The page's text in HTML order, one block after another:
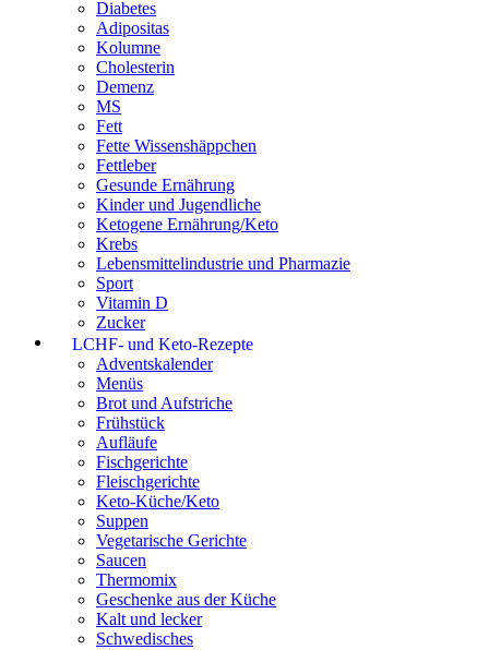
Diabetes
Adipositas
Kolumne
Cholesterin
Demenz
MS
Fett
Fette Wissenshäppchen
Fettleber
Gesunde Ernährung
Kinder und Jugendliche
Ketogene Ernährung/Keto
Krebs
Lebensmittelindustrie und Pharmazie
Sport
Vitamin D
Zucker
LCHF- und Keto-Rezepte
Adventskalender
Menüs
Brot und Aufstriche
Frühstück
Aufläufe
Fischgerichte
Fleischgerichte
Keto-Küche/Keto
Suppen
Vegetarische Gerichte
Saucen
Thermomix
Geschenke aus der Küche
Kalt und lecker
Schwedisches